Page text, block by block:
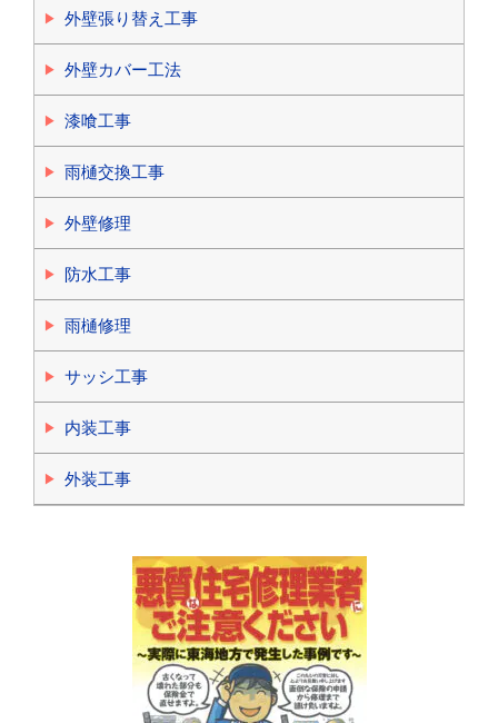
外壁張り替え工事
外壁カバー工法
漆喰工事
雨樋交換工事
外壁修理
防水工事
雨樋修理
サッシ工事
内装工事
外装工事